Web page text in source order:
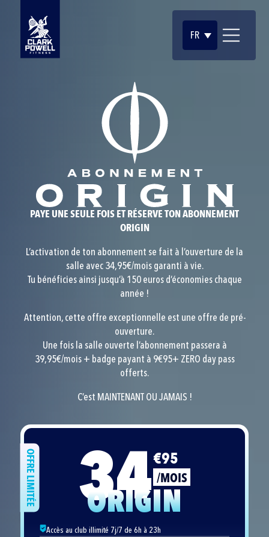
FR
PAYE UNE SEULE FOIS ET RÉSERVE TON ABONNEMENT
ORIGIN
L’activation de ton abonnement se fait à l’ouverture de la
salle avec 34,95€/mois garanti à vie.
Tu bénéficies ainsi jusqu’à 150 euros d’économies chaque
année !
Attention, cette offre exceptionnelle est une offre de pré-
ouverture.
Une fois la salle ouverte l’abonnement passera à
39,95€/mois + badge payant à 9€95+ ZERO day pass
offerts.
C’est MAINTENANT OU JAMAIS !
OFFRE LIMITÉE 34€95
/MOIS
ORIGIN
Accès au club illimité 7j/7 de 6h à 23h